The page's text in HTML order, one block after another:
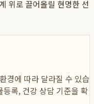
위로 끌어올릴 현명한 선
경에 따라 달라질 수 있습
록, 건강 상담 기준을 확